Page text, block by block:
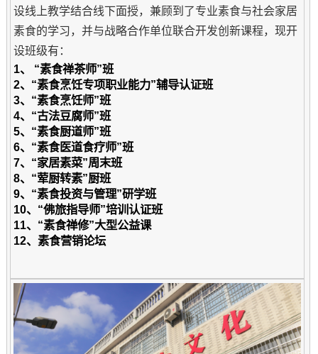
设线上教学结合线下面授，兼顾到了专业素食与社会家居
素食的学习，并与战略合作单位联合开发创新课程，现开
设班级有：
1、
“素食禅茶师”班
2、 “素食烹饪专项职业能力”辅导认证班
3、 “素食烹饪师”班
4、 “古法豆腐师”班
5、 “素食厨道师”班
6、 “素食医道食疗师”班
7、“家居素菜”周末班
8、“荤厨转素”厨班
9、 “素食投资与管理”研学班
10、 “佛旅指导师”培训认证班
11、 “素食禅修”大型公益课
12、素食营销论坛